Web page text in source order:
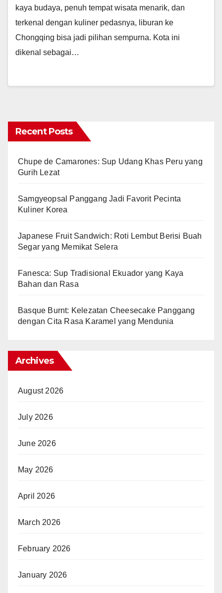
kaya budaya, penuh tempat wisata menarik, dan
terkenal dengan kuliner pedasnya, liburan ke
Chongqing bisa jadi pilihan sempurna. Kota ini
dikenal sebagai…
Recent Posts
Chupe de Camarones: Sup Udang Khas Peru yang
Gurih Lezat
Samgyeopsal Panggang Jadi Favorit Pecinta
Kuliner Korea
Japanese Fruit Sandwich: Roti Lembut Berisi Buah
Segar yang Memikat Selera
Fanesca: Sup Tradisional Ekuador yang Kaya
Bahan dan Rasa
Basque Burnt: Kelezatan Cheesecake Panggang
dengan Cita Rasa Karamel yang Mendunia
Archives
August 2026
July 2026
June 2026
May 2026
April 2026
March 2026
February 2026
January 2026